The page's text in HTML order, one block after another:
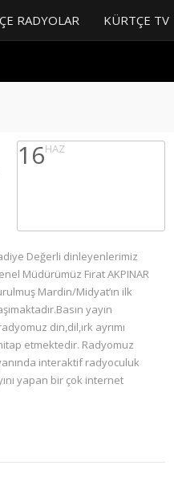
RADYOLAR KÜRTÇE TV
16HAZ
Değerli dinleyenlerimiz
Müdürümüz Fırat AKPINAR
Mardin/Midyat’ın ilk
yayın
din,dil,ırk ayrımı
etmektedir. Radyomuz
interaktif radyoculuk
yapan bir çok internet